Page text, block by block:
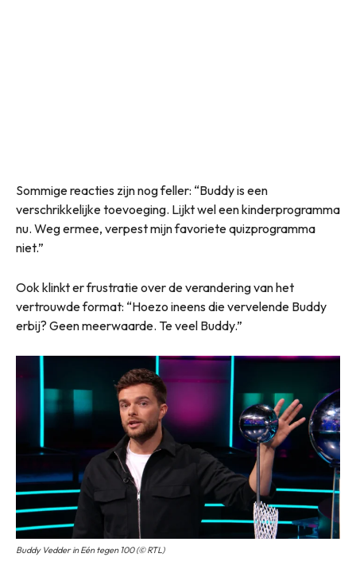
Sommige reacties zijn nog feller: “Buddy is een
verschrikkelijke toevoeging. Lijkt wel een kinderprogramma
nu. Weg ermee, verpest mijn favoriete quizprogramma
niet.”
Ook klinkt er frustratie over de verandering van het
vertrouwde format: “Hoezo ineens die vervelende Buddy
erbij? Geen meerwaarde. Te veel Buddy.”
Buddy Vedder in Eén tegen 100 (© RTL)